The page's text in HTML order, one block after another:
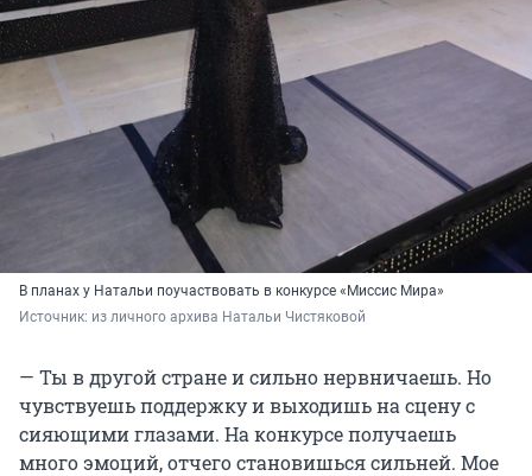
В планах у Натальи поучаствовать в конкурсе «Миссис Мира»
Источник: из личного архива Натальи Чистяковой
— Ты в другой стране и сильно нервничаешь. Но
чувствуешь поддержку и выходишь на сцену с
сияющими глазами. На конкурсе получаешь
много эмоций, отчего становишься сильней. Мое